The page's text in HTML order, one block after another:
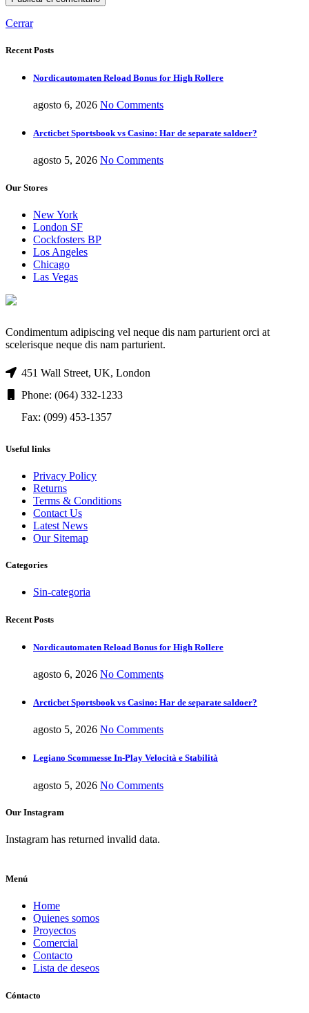
Cerrar
Recent Posts
Nordicautomaten Reload Bonus for High Rollere
agosto 6, 2026 No Comments
Arcticbet Sportsbook vs Casino: Har de separate saldoer?
agosto 5, 2026 No Comments
Our Stores
New York
London SF
Cockfosters BP
Los Angeles
Chicago
Las Vegas
Condimentum adipiscing vel neque dis nam parturient orci at
scelerisque neque dis nam parturient.
451 Wall Street, UK, London
Phone: (064) 332-1233
Fax: (099) 453-1357
Useful links
Privacy Policy
Returns
Terms & Conditions
Contact Us
Latest News
Our Sitemap
Categories
Sin-categoria
Recent Posts
Nordicautomaten Reload Bonus for High Rollere
agosto 6, 2026 No Comments
Arcticbet Sportsbook vs Casino: Har de separate saldoer?
agosto 5, 2026 No Comments
Legiano Scommesse In-Play Velocità e Stabilità
agosto 5, 2026 No Comments
Our Instagram
Instagram has returned invalid data.
Menú
Home
Quienes somos
Proyectos
Comercial
Contacto
Lista de deseos
Cóntacto